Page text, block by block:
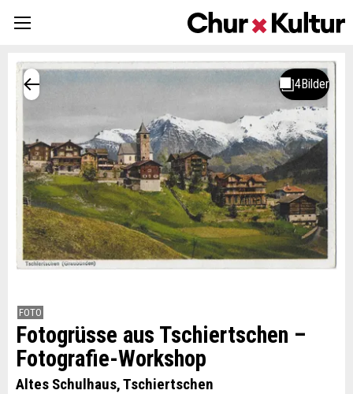
FOTO
Fotogrüsse aus Tschiertschen –
Fotografie-Workshop
Altes Schulhaus, Tschiertschen